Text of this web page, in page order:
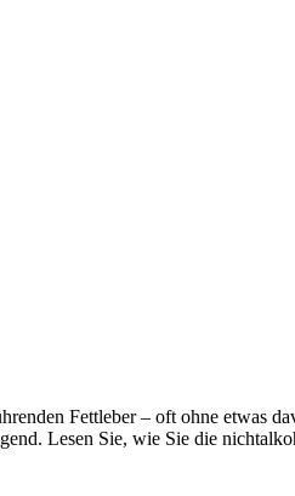
Fettleber – oft ohne etwas
Lesen Sie, wie Sie die